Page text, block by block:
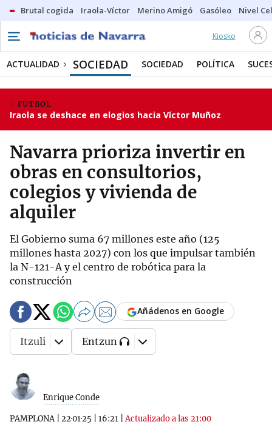
Brutal cogida Iraola-Víctor Merino Amigó Gasóleo Nivel
Kiosko
ACTUALIDAD SOCIEDAD SOCIEDAD POLÍTICA
FÚTBOL
Iraola se deshace en elogios hacia Víctor Muñoz
Navarra prioriza invertir en
obras en consultorios,
colegios y vivienda de
alquiler
El Gobierno suma 67 millones este año (125
millones hasta 2027) con los que impulsar también
la N-121-A y el centro de robótica para la
construcción
Enrique Conde
PAMPLONA| 22·01·25 16:21 |Actualizado a las 21:00
Añádenos en Google
Itzuli Entzun